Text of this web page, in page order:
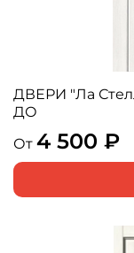
ДВЕРИ "Ла
ДО
От 4 500 ₽